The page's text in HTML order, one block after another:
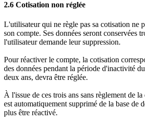
2.6 Cotisation non réglée
L'utilisateur qui ne règle pas sa cotisation ne
son compte. Ses données seront conservées
l'utilisateur demande leur suppression.
Pour réactiver le compte, la cotisation
des données pendant la période d'inactivité
deux ans, devra être réglée.
À l'issue de ces trois ans sans règlement de
est automatiquement supprimé de la base de
plus être réactivé.